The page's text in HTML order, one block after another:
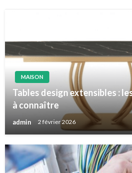
MAISON
Tables design extensibles :
à connaître
admin 2 février 2026